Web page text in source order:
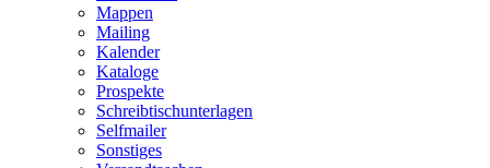
Mappen
Mailing
Kalender
Kataloge
Prospekte
Schreibtischunterlagen
Selfmailer
Sonstiges